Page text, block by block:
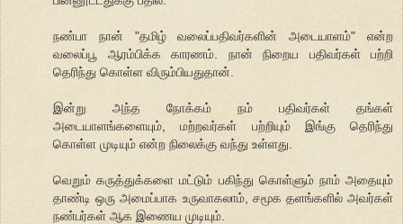
நண்பா நான் "தமிழ் வலைப்பதிவர்களின் அடையாளம்" என்ற
வலைப்பூ ஆரம்பிக்க காரணம். நான் நிறைய பதிவர்கள் பற்றி
தெரிந்து கொள்ள விரும்பியதுதான்.
இன்று அந்த நோக்கம் நம் பதிவர்கள் தங்கள்
அடையாளங்களையும், மற்றவர்கள் பற்றியும் இங்கு தெரிந்து
கொள்ள முடியும் என்ற நிலைக்கு வந்து உள்ளது.
வெறும் கருத்துக்களை மட்டும் பகிந்து கொள்ளும் நாம் அதையும்
தாண்டி ஒரு அமைப்பாக உருவாகலாம், சமூக தளங்களில் அவர்கள்
நண்பர்கள் ஆக இணைய முடியும்.